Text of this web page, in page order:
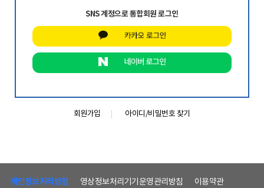
SNS 계정으로 통합회원 로그인
회원가입 아이디/비밀번호 찾기
개인정보처리방침 영상정보처리기기운영관리방침
이용약관